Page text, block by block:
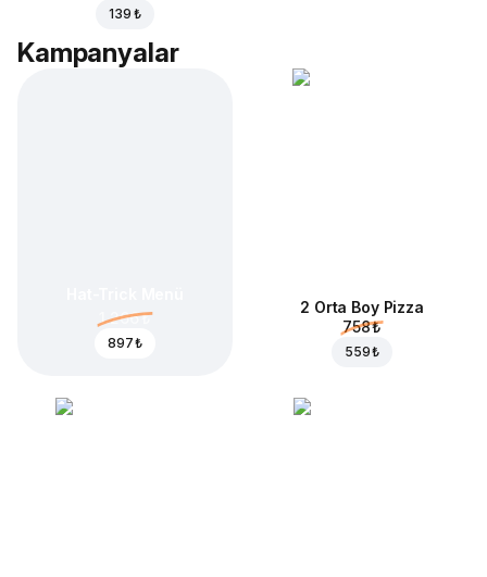
139 ₺
Kampanyalar
1.266 ₺
897 ₺
2 Orta Boy Pizza
758 ₺
559 ₺